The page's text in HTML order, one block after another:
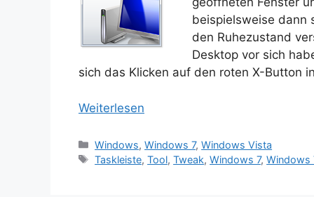
beispielsweise dann
den Ruhezustand
Desktop vor sich
sich das Klicken auf den roten X-Button
Weiterlesen
Kategorien
Windows,Windows 7,Windows Vista
Schlagwörter
Taskleiste,Tool,Tweak,Windows 7,Windows